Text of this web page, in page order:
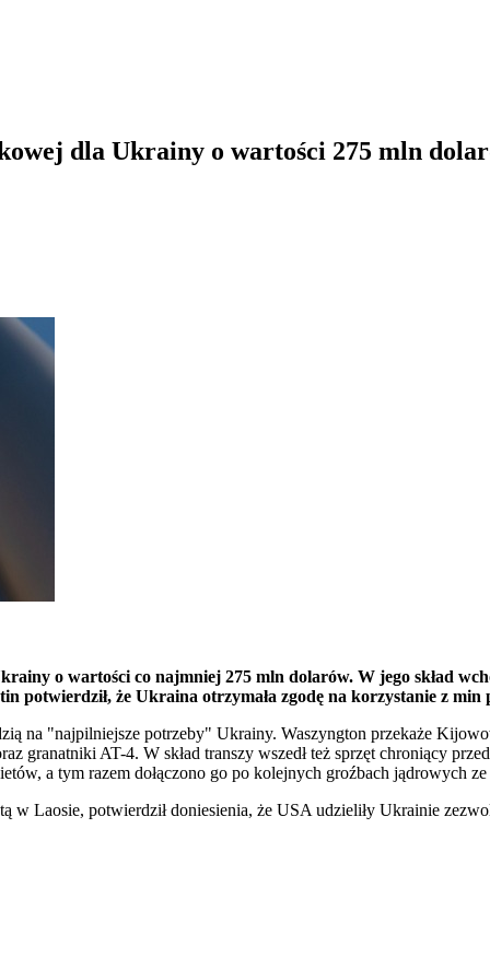
dla Ukrainy o wartości 275 mln
o wartości co najmniej 275 mln dolarów. W jego skład
potwierdził, że Ukraina otrzymała zgodę na korzystanie z min
na "najpilniejsze potrzeby" Ukrainy. Waszyngton przekaże
granatniki AT-4. W skład transzy wszedł też sprzęt chroniący
a tym razem dołączono go po kolejnych groźbach jądrowych
Laosie, potwierdził doniesienia, że USA udzieliły Ukrainie